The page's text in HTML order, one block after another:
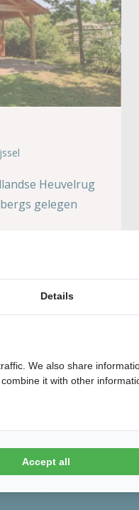
Heuvelrug
gelegen
Details
We also share
it with other
Accept all